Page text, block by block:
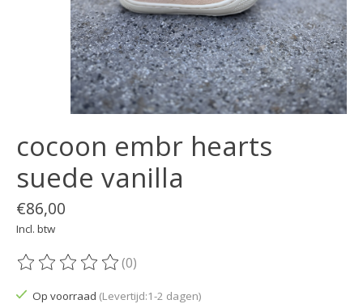
cocoon embr hearts
suede vanilla
€86,00
Incl. btw
De beoordeling van dit product is
(0)
Op voorraad (Levertijd:1-2 dagen)